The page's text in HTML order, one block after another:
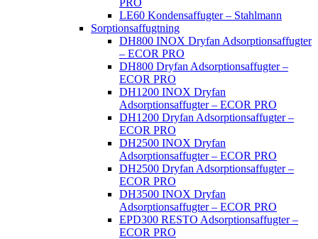
PRO
LE60 Kondensaffugter – Stahlmann
Sorptionsaffugtning
DH800 INOX Dryfan Adsorptionsaffugter
– ECOR PRO
DH800 Dryfan Adsorptionsaffugter –
ECOR PRO
DH1200 INOX Dryfan
Adsorptionsaffugter – ECOR PRO
DH1200 Dryfan Adsorptionsaffugter –
ECOR PRO
DH2500 INOX Dryfan
Adsorptionsaffugter – ECOR PRO
DH2500 Dryfan Adsorptionsaffugter –
ECOR PRO
DH3500 INOX Dryfan
Adsorptionsaffugter – ECOR PRO
EPD300 RESTO Adsorptionsaffugter –
ECOR PRO